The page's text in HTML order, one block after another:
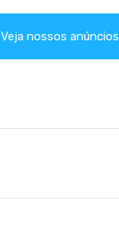
Veja nossos anúncios